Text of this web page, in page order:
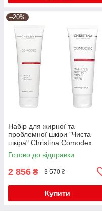
–20%
Набір для жирної та
проблемної шкіри "Чиста
шкіра" Christina Comodex
Готово до відправки
2 856 ₴ 3 570 ₴
Купити